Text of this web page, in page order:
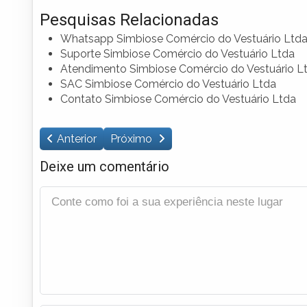
Pesquisas Relacionadas
Whatsapp Simbiose Comércio do Vestuário Ltda
Suporte Simbiose Comércio do Vestuário Ltda
Atendimento Simbiose Comércio do Vestuário
SAC Simbiose Comércio do Vestuário Ltda
Contato Simbiose Comércio do Vestuário Ltda
Anterior Próximo
Deixe um comentário